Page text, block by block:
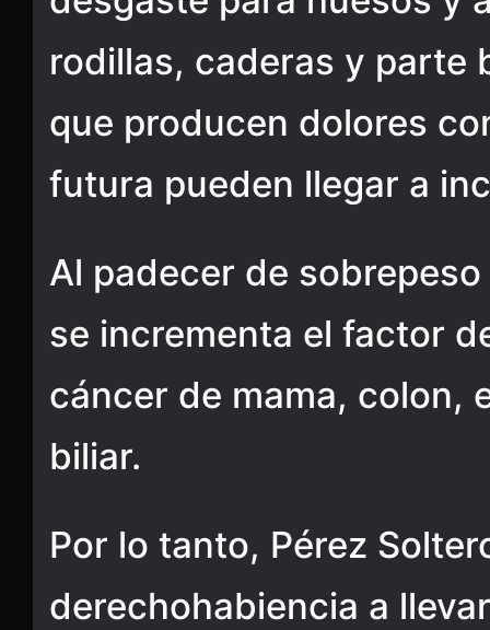
rodillas, caderas y parte
que producen dolores
futura pueden llegar a
Al padecer de
se incrementa el factor
cáncer de mama, colon,
biliar.
Por lo tanto, Pérez
derechohabiencia a